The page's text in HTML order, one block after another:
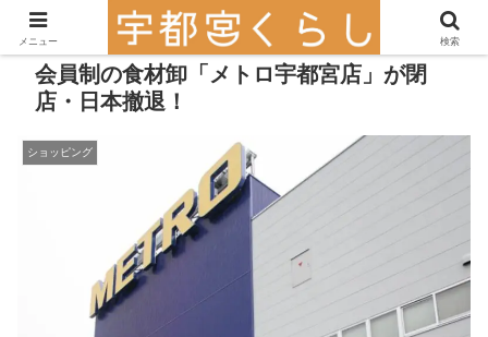
会員制の食材卸「メトロ宇都宮店」が閉
店・日本撤退！
ショッピング
メニュー 検索